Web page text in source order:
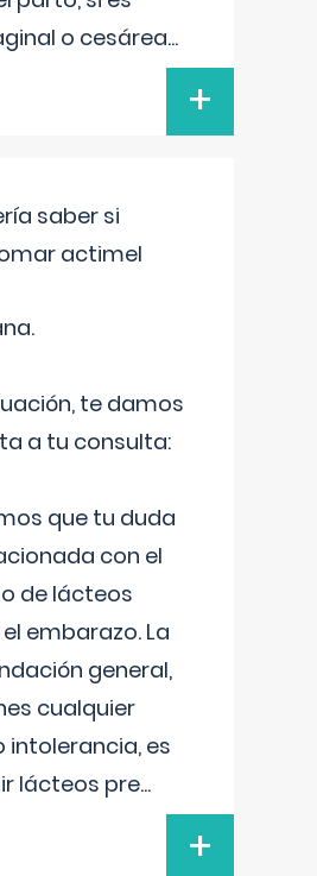
o cesárea...
+
saber si
actimel
te damos
a tu consulta:
que tu duda
con el
de lácteos
embarazo. La
general,
cualquier
intolerancia, es
lácteos pre...
+